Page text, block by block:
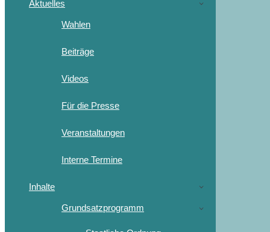
Aktuelles
Wahlen
Beiträge
Videos
Für die Presse
Veranstaltungen
Interne Termine
Inhalte
Grundsatzprogramm